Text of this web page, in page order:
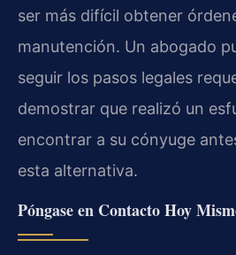
ser más difícil obtener
manutención. Un abogado
seguir los pasos legales
demostrar que realizó un
encontrar a su cónyuge
esta alternativa.
Póngase en Contacto Hoy